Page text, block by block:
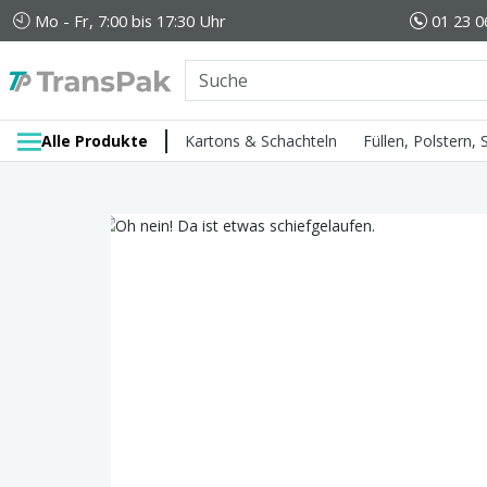
Mo - Fr, 7:00 bis 17:30 Uhr 01 23
Alle Produkte Kartons & Schachteln Füllen, Polstern,